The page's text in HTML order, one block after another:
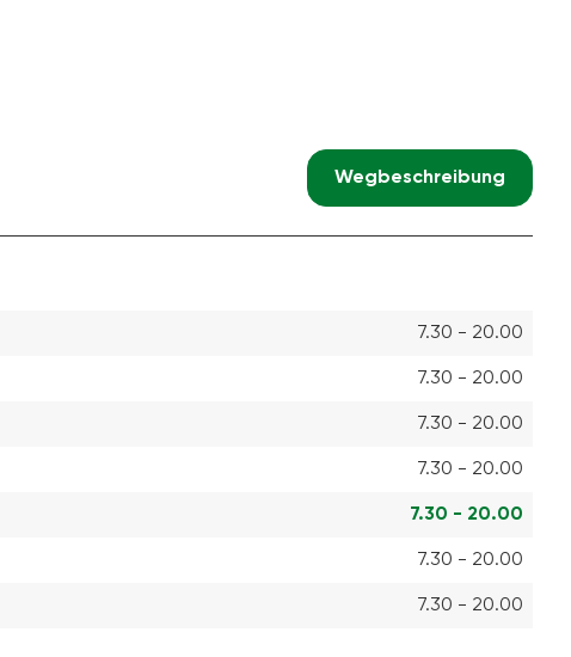
Wegbeschreibung
7.30 - 20.00
7.30 - 20.00
7.30 - 20.00
7.30 - 20.00
7.30 - 20.00
7.30 - 20.00
7.30 - 20.00